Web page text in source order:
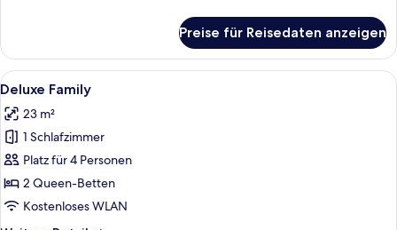
Triple
B
Preise für Reisedaten anzeigen
Alle
Fotos
für
Deluxe
Family
anzeigen
Ein Hotelzimmer mit zwei Betten,
16
Deluxe Family
23 m²
1 Schlafzimmer
Platz für 4 Personen
2 Queen-Betten
Kostenloses WLAN